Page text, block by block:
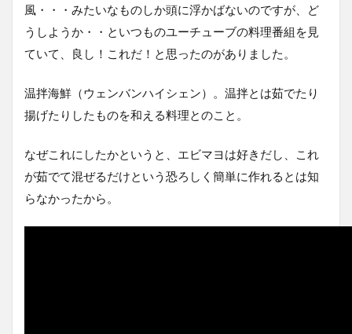
風・・・みたいなものしか頭に浮かばないのですが、ど
うしようか・・といつものユーチューブの料理番組を見
ていて、良し！これだ！と思ったのがありました。
温拌海鮮（ウェンバンハイシェン）。温拌とは茹でたり
揚げたりしたものを和える料理とのこと。
なぜこれにしたかというと、エビマヨは好きだし、これ
が茹でて混ぜるだけという恐ろしく簡単に作れるとは知
らなかったから。